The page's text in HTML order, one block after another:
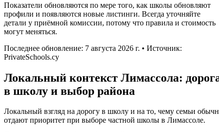
Показатели обновляются по мере того, как школы обновляют
профили и появляются новые листинги. Всегда уточняйте
детали у приёмной комиссии, потому что правила и стоимость
могут меняться.
Последнее обновление: 7 августа 2026 г. • Источник:
PrivateSchools.cy
Локальный контекст Лимассола:
в школу и выбор района
Локальный взгляд на дорогу в школу и на то, чему семьи
отдают приоритет при выборе частной школы в Лимассоле.